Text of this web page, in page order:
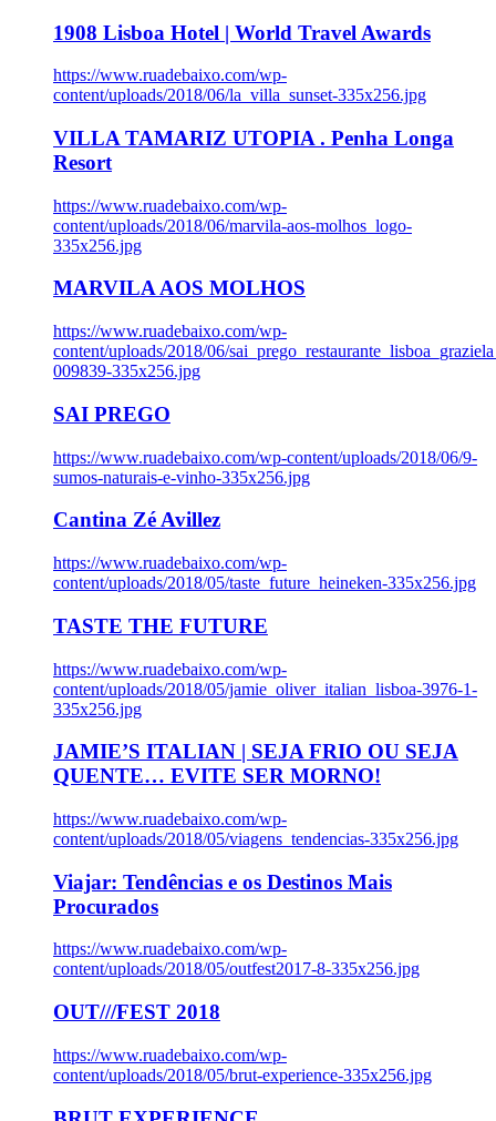
1908 Lisboa Hotel | World Travel Awards
https://www.ruadebaixo.com/wp-
content/uploads/2018/06/la_villa_sunset-335x256.jpg
VILLA TAMARIZ UTOPIA . Penha Longa
Resort
https://www.ruadebaixo.com/wp-
content/uploads/2018/06/marvila-aos-molhos_logo-
335x256.jpg
MARVILA AOS MOLHOS
https://www.ruadebaixo.com/wp-
content/uploads/2018/06/
009839-335x256.jpg
SAI PREGO
https://www.ruadebaixo.com/wp-content/uploads/2018/06/9-
sumos-naturais-e-vinho-335x256.jpg
Cantina Zé Avillez
https://www.ruadebaixo.com/wp-
content/uploads/2018/05/taste_future_heineken-335x256.jpg
TASTE THE FUTURE
https://www.ruadebaixo.com/wp-
content/uploads/2018/05/jamie_oliver_italian_lisboa-3976-1-
335x256.jpg
JAMIE’S ITALIAN | SEJA FRIO OU SEJA
QUENTE… EVITE SER MORNO!
https://www.ruadebaixo.com/wp-
content/uploads/2018/05/viagens_tendencias-335x256.jpg
Viajar: Tendências e os Destinos Mais
Procurados
https://www.ruadebaixo.com/wp-
content/uploads/2018/05/outfest2017-8-335x256.jpg
OUT///FEST 2018
https://www.ruadebaixo.com/wp-
content/uploads/2018/05/brut-experience-335x256.jpg